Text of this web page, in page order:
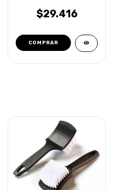
LAFFITTE
$29.416